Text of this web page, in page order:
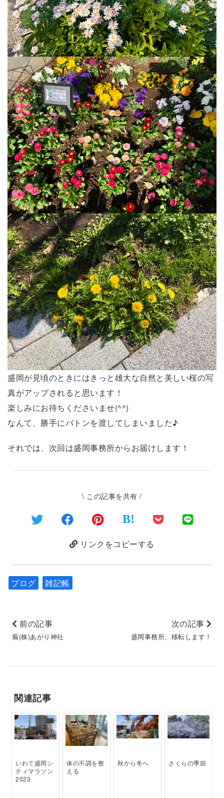
盛岡が見頃のときにはきっと雄大な自然と美しい桜の写
真がアップされると思います！
楽しみにお待ちくださいませ(^^)
なんて、勝手にバトンを渡してしまいました♪
それでは、次回は盛岡事務所からお届けします！
\ この記事を共有 /
B!
リンクをコピーする
ブログ 雑記帳
前の記事
蕪(株)あがり神社
次の記事
盛岡事務所、移転します！
関連記事
いわて盛岡シ
ティマラソン
2023
体の不調を整
える
秋から冬へ さくらの季節